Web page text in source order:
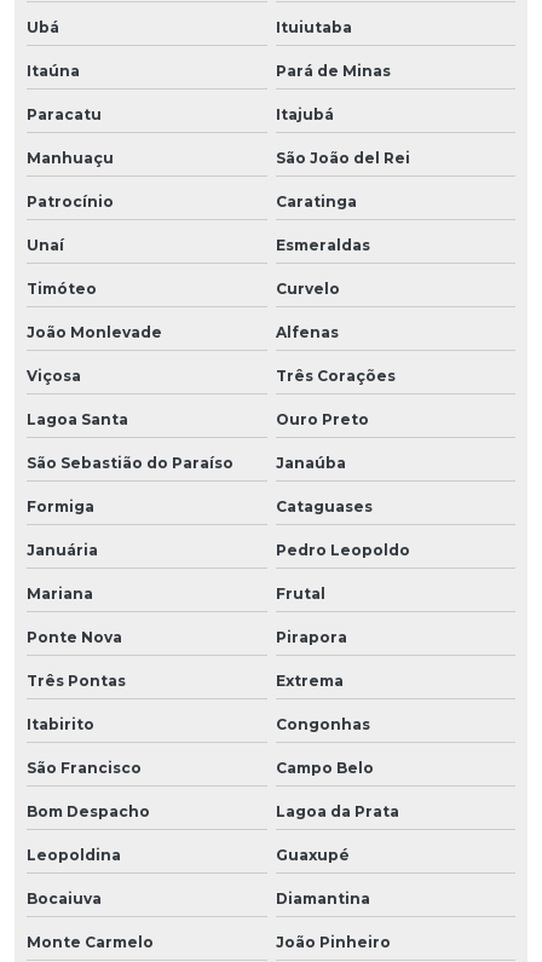
Ubá Ituiutaba
Itaúna Pará de Minas
Paracatu Itajubá
Manhuaçu São João del Rei
Patrocínio Caratinga
Unaí Esmeraldas
Timóteo Curvelo
João Monlevade Alfenas
Viçosa Três Corações
Lagoa Santa Ouro Preto
São Sebastião do Paraíso Janaúba
Formiga Cataguases
Januária Pedro Leopoldo
Mariana Frutal
Ponte Nova Pirapora
Três Pontas Extrema
Itabirito Congonhas
São Francisco Campo Belo
Bom Despacho Lagoa da Prata
Leopoldina Guaxupé
Bocaiuva Diamantina
Monte Carmelo João Pinheiro